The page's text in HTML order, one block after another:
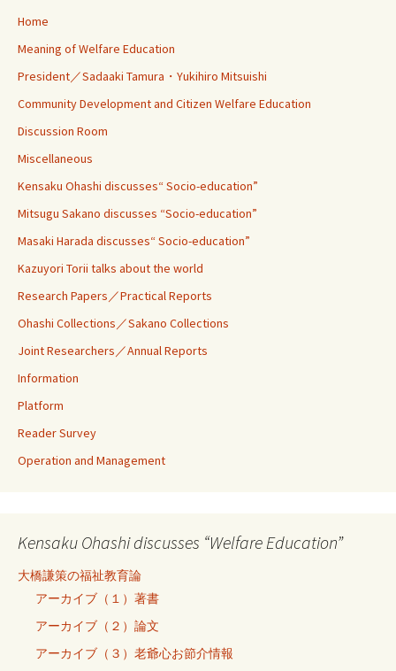
Home
Meaning of Welfare Education
President／Sadaaki Tamura・Yukihiro Mitsuishi
Community Development and Citizen Welfare Education
Discussion Room
Miscellaneous
Kensaku Ohashi discusses“ Socio-education”
Mitsugu Sakano discusses “Socio-education”
Masaki Harada discusses“ Socio-education”
Kazuyori Torii talks about the world
Research Papers／Practical Reports
Ohashi Collections／Sakano Collections
Joint Researchers／Annual Reports
Information
Platform
Reader Survey
Operation and Management
Kensaku Ohashi discusses “Welfare Education”
大橋謙策の福祉教育論
アーカイブ（１）著書
アーカイブ（２）論文
アーカイブ（３）老爺心お節介情報